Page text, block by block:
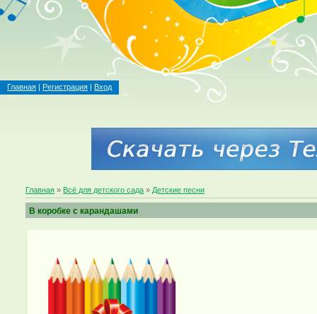
Главная | Регистрация | Вход
Главная » Всё для детского сада » Детские песни
В коробке с карандашами